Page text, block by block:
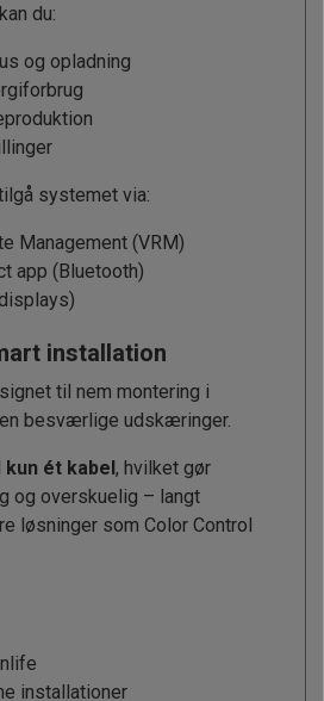
du:
og opladning
systemet via:
Management (VRM)
app (Bluetooth)
installation
til nem montering i
besværlige udskæringer.
kun ét kabel, hvilket gør
og overskuelig – langt
løsninger som Color Control
installationer